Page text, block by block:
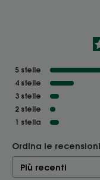
5 stelle
4 stelle
3 stelle
2 stelle
1 stella
Ordina le recensioni